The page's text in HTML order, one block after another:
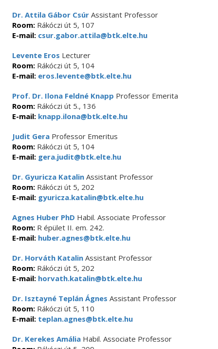
Dr. Attila Gábor Csúr Assistant Professor
Room: Rákóczi út 5, 107
E-mail: csur.gabor.attila@btk.elte.hu
Levente Eros Lecturer
Room: Rákóczi út 5, 104
E-mail: eros.levente@btk.elte.hu
Prof. Dr. Ilona Feldné Knapp Professor Emerita
Room: Rákóczi út 5., 136
E-mail: knapp.ilona@btk.elte.hu
Judit Gera Professor Emeritus
Room: Rákóczi út 5, 104
E-mail: gera.judit@btk.elte.hu
Dr. Gyuricza Katalin Assistant Professor
Room: Rákóczi út 5, 202
E-mail: gyuricza.katalin@btk.elte.hu
Agnes Huber PhD Habil. Associate Professor
Room: R épület II. em. 242.
E-mail: huber.agnes@btk.elte.hu
Dr. Horváth Katalin Assistant Professor
Room: Rákóczi út 5, 202
E-mail: horvath.katalin@btk.elte.hu
Dr. Isztayné Teplán Ágnes Assistant Professor
Room: Rákóczi út 5, 110
E-mail: teplan.agnes@btk.elte.hu
Dr. Kerekes Amália Habil. Associate Professor